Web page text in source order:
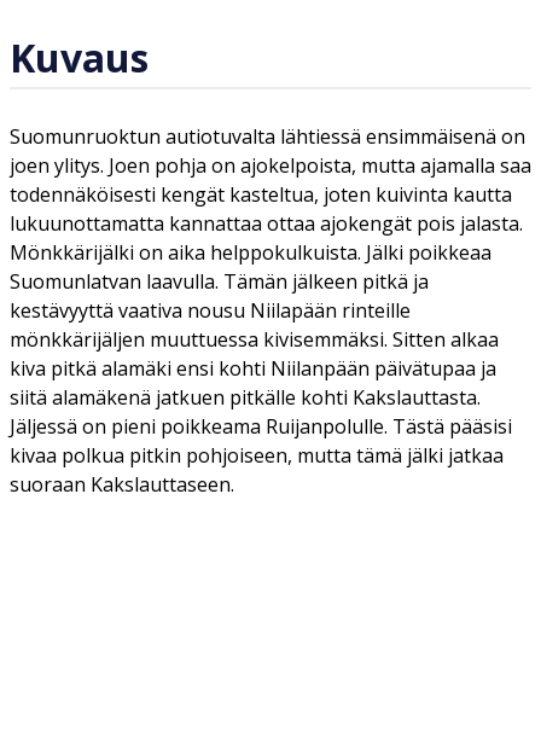
Kuvaus
Suomunruoktun autiotuvalta lähtiessä ensimmäisenä on
joen ylitys. Joen pohja on ajokelpoista, mutta ajamalla saa
todennäköisesti kengät kasteltua, joten kuivinta kautta
lukuunottamatta kannattaa ottaa ajokengät pois jalasta.
Mönkkärijälki on aika helppokulkuista. Jälki poikkeaa
Suomunlatvan laavulla. Tämän jälkeen pitkä ja
kestävyyttä vaativa nousu Niilapään rinteille
mönkkärijäljen muuttuessa kivisemmäksi. Sitten alkaa
kiva pitkä alamäki ensi kohti Niilanpään päivätupaa ja
siitä alamäkenä jatkuen pitkälle kohti Kakslauttasta.
Jäljessä on pieni poikkeama Ruijanpolulle. Tästä pääsisi
kivaa polkua pitkin pohjoiseen, mutta tämä jälki jatkaa
suoraan Kakslauttaseen.